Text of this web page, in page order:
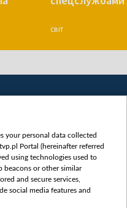
СВІТ
your personal data collected
Portal (hereinafter referred
using technologies used to
beacons or other similar
and secure services,
social media features and